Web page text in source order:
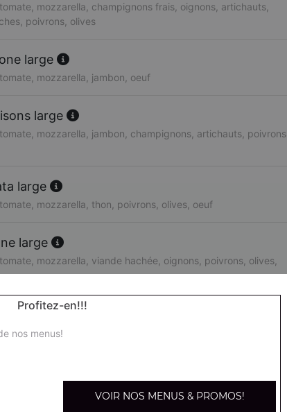
mozzarella, champignons frais, oignons, artichauts,
poivrons, olives
large
mozzarella, jambon, oeuf
large
mozzarella, jambon, champignons, artichauts, poivrons,
large
mozzarella, thon, poivrons, olives, oeuf
large
mozzarella, viande hachée, oignons, poivrons, olives,
large
mozzarella, merguez, poivrons, olives, oeuf
Profitez-en!!!
nos menus!
VOIR NOS MENUS & PROMOS!